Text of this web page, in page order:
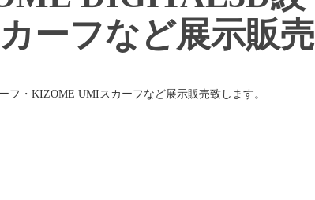
ーフなど展示販売
フ・KIZOME UMIスカーフなど展示販売致します。